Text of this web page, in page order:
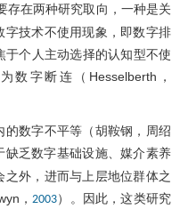
存在两种研究取向，一种是关
技术不使用现象，即数字排
于个人主动选择的认知型不使
数字断连（Hesselberth，
数字不平等（胡鞍钢，周绍
乏数字基础设施、媒介素养
外，进而与上层地位群体之
， 2003）。因此，这类研究